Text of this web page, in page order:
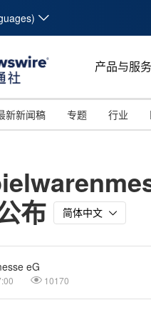
产品与服务
新新闻稿 专题 行业
布
简体中文
eG
10170